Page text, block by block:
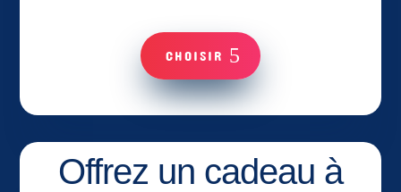
CHOISIR
Offrez un cadeau à